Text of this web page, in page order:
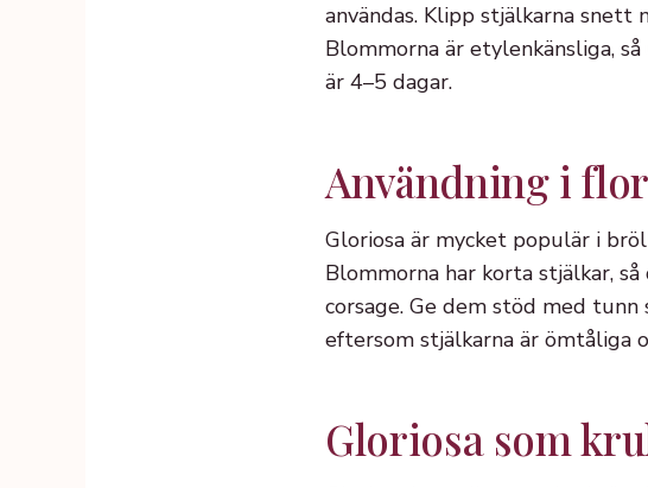
användas. Klipp stjälkarna snett
Blommorna är etylenkänsliga,
är 4–5 dagar.
Användning i
Gloriosa är mycket populär i
Blommorna har korta stjälkar,
corsage. Ge dem stöd med
eftersom stjälkarna är ömtåliga
Gloriosa som